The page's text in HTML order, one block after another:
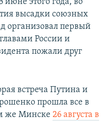
июне этого года, во
высадки союзных
организовал первый
России и
пожали друг
встреча Путина и
прошла все в
же Минске 26 августа в